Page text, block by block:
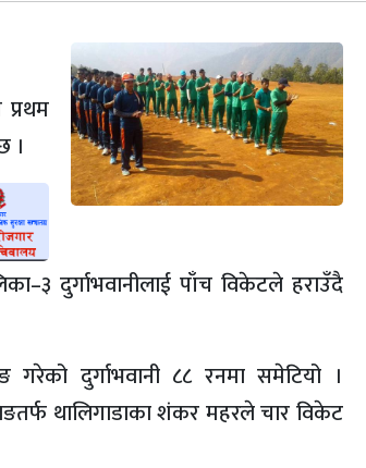
।
दुर्गाभवानीलाई पाँच विकेटले हराउँदै
गरेको दुर्गाभवानी ८८ रनमा समेटियो ।
थालिगाडाका शंकर महरले चार विकेट